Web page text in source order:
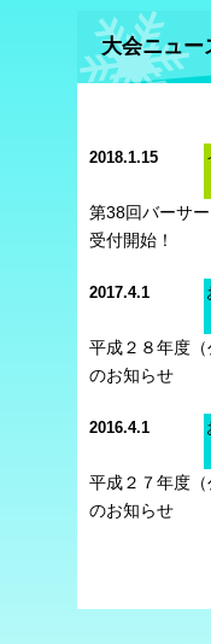
大会ニュ
2018.1.15
第38回バーサ
受付開始！
2017.4.1
平成２８年度
のお知らせ
2016.4.1
平成２７年度
のお知らせ